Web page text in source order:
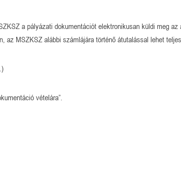
a pályázati dokumentációt elektronikusan küldi meg az
az MSZKSZ alábbi számlájára történő átutalással lehet
vételára”.